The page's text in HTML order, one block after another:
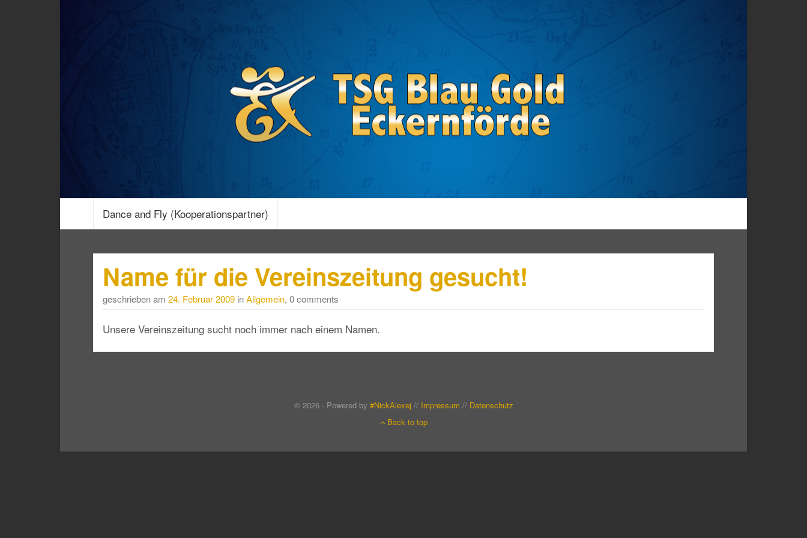
Dance and Fly (Kooperationspartner)
Name für die Vereinszeitung gesucht!
geschrieben am 24. Februar 2009 inAllgemein, 0 comments
Unsere Vereinszeitung sucht noch immer nach einem Namen.
© 2026 - Powered by #NickAlexej // Impressum // Datenschutz
Back to top